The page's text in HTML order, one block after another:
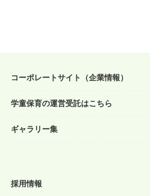
コーポレートサイト（企業情報）
学童保育の運営受託はこちら
ギャラリー集
採用情報